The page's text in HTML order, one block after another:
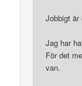
Jobbigt är
Jag har
För det
van.